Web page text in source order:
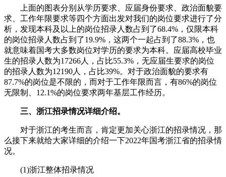
上面的图表分别从学历要求、应届身份要求、政治面貌要
求、工作年限要求等四个方面出发对我们的岗位要求进行了分
析，发现本科及以上的岗位招录人数占到了68.4%，仅限本科
的岗位招录人数占到了19.9%，这两个一起占到了88.3%，也
就意味着国考大多数岗位对学历的要求为本科。应届高校毕业
生的招录人数为17266人，占比55.3%，无应届生要求的岗位
的招录人数为12190人，占比39%。对于政治面貌的要求有
87.7%的岗位是不限的，而对于工作年限而言，有86%的岗位
无限制、12.1%的岗位要求两年基层工作经历。
三、浙江招录情况详细介绍。
对于浙江的考生而言，肯定更加关心浙江的招录情况，那
么接下来就给大家详细的介绍一下2022年国考浙江省的招录情
况。
(1)浙江整体招录情况